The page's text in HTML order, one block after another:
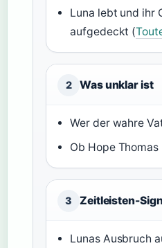
Luna lebt und ihr
aufgedeckt (
2 Was unklar ist
Wer der wahre
Ob Hope
3 Zeitleisten-
Lunas Ausbruch